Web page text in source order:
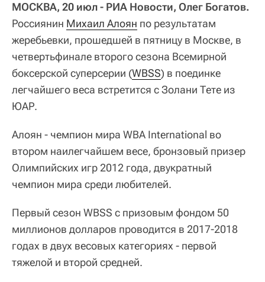
МОСКВА, 20 июл - РИА Новости, Олег Богатов.
Россиянин Михаил Алоян по результатам
жеребьевки, прошедшей в пятницу в Москве, в
четвертьфинале второго сезона Всемирной
боксерской суперсерии (WBSS) в поединке
легчайшего веса встретится с Золани Тете из
ЮАР.
Алоян - чемпион мира WBA International во
втором наилегчайшем весе, бронзовый призер
Олимпийских игр 2012 года, двукратный
чемпион мира среди любителей.
Первый сезон WBSS с призовым фондом 50
миллионов долларов проводится в 2017-2018
годах в двух весовых категориях - первой
тяжелой и второй средней.